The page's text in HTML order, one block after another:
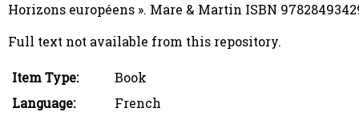
Horizons européens ». Mare & Martin ISBN
Full text not available from this repository.
Item Type:
Book
Language:
French